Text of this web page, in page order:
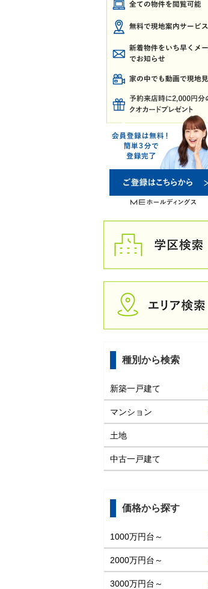
種別から検索
新築一戸建て
マンション
土地
中古一戸建て
価格から探す
1000万円台～
2000万円台～
3000万円台～